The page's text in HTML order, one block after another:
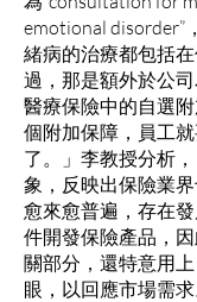
emotional disorder”
緒病的治療都包括
過，那是額外於公
醫療保險中的自選
個附加保障，員工
了。」李教授分析
象，反映出保險業
愈來愈普遍，存在
件開發保險產品，
關部分，還特意用
眼，以回應市場需求